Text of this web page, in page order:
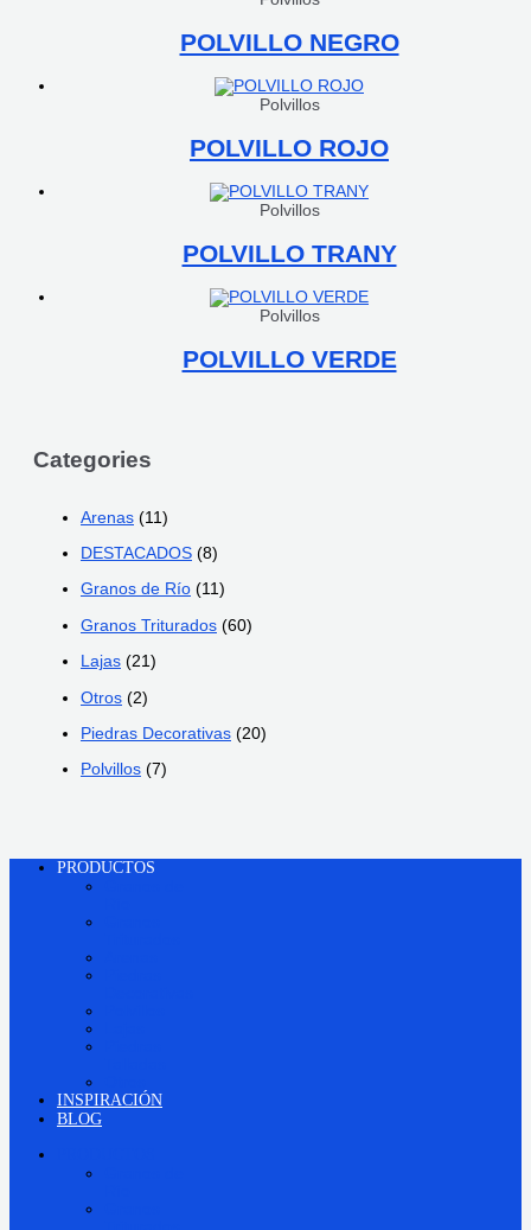
Categories
Arenas (11)
DESTACADOS (8)
Granos de Río (11)
Granos Triturados (60)
Lajas (21)
Otros (2)
Piedras Decorativas (20)
Polvillos (7)
POLVILLO NEGRO
Polvillos
POLVILLO ROJO
Polvillos
POLVILLO TRANY
Polvillos
POLVILLO VERDE
PRODUCTOS
INSPIRACIÓN
BLOG